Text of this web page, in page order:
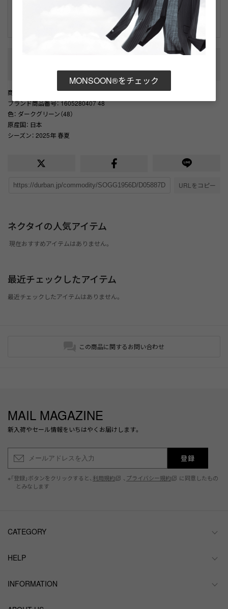
色落ち等がある場合がございます（訳あり品を除く）。
商品番号
： D05887DM001403
ブランド商品番号： 1605280407 48
色： ダークグリーン（48）
原産国： 日本
シーズン： 2025年 春夏
URLをコピー
ネクタイの人気アイテム
現在おすすめアイテムはありません。
最近チェックしたアイテム
最近チェックしたアイテムはありません。
この商品に関するお問い合わせ
MAIL MAGAZINE
新入荷やセール情報をいちはやくお届けします。
登録
※「登録」ボタンをクリックすると、 利用規約 、 プライバシー規約
に同意したもの
とみなします
CATEGORY
HELP
INFORMATION
MONSOON®をチェック